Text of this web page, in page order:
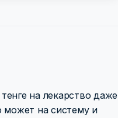
на лекарство даже
может на систему и